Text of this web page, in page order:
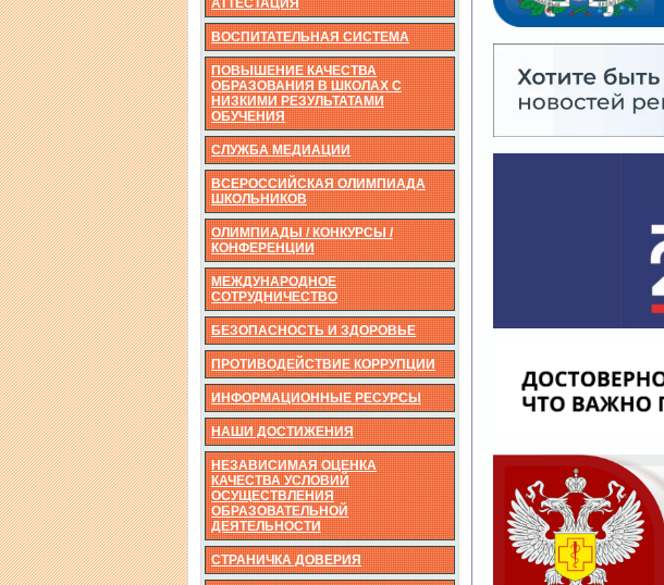
АТТЕСТАЦИЯ
ВОСПИТАТЕЛЬНАЯ СИСТЕМА
ПОВЫШЕНИЕ КАЧЕСТВА
ОБРАЗОВАНИЯ В ШКОЛАХ С
НИЗКИМИ РЕЗУЛЬТАТАМИ
ОБУЧЕНИЯ
СЛУЖБА МЕДИАЦИИ
ВСЕРОССИЙСКАЯ ОЛИМПИАДА
ШКОЛЬНИКОВ
ОЛИМПИАДЫ / КОНКУРСЫ /
КОНФЕРЕНЦИИ
МЕЖДУНАРОДНОЕ
СОТРУДНИЧЕСТВО
БЕЗОПАСНОСТЬ И ЗДОРОВЬЕ
ПРОТИВОДЕЙСТВИЕ КОРРУПЦИИ
ИНФОРМАЦИОННЫЕ РЕСУРСЫ
НАШИ ДОСТИЖЕНИЯ
НЕЗАВИСИМАЯ ОЦЕНКА
КАЧЕСТВА УСЛОВИЙ
ОСУЩЕСТВЛЕНИЯ
ОБРАЗОВАТЕЛЬНОЙ
ДЕЯТЕЛЬНОСТИ
СТРАНИЧКА ДОВЕРИЯ